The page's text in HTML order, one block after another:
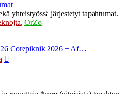
yhteistyössä järjestetyt tapahtumat.
, OrZo
Corepiknik 2026 + Af…